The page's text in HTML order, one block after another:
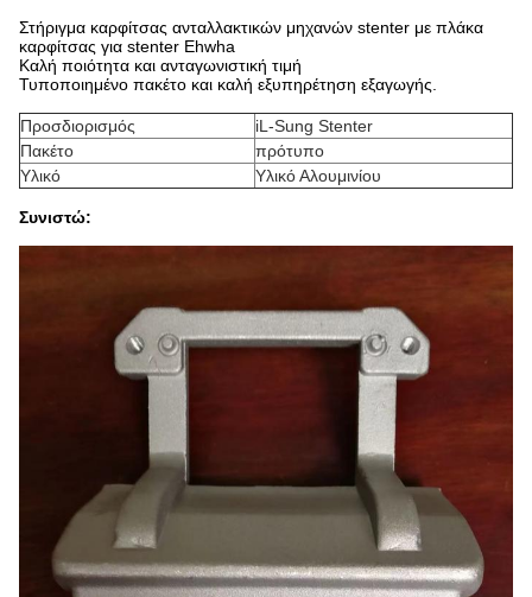
Στήριγμα καρφίτσας ανταλλακτικών μηχανών stenter με πλάκα
καρφίτσας για stenter Ehwha
Καλή ποιότητα και ανταγωνιστική τιμή
Τυποποιημένο πακέτο και καλή εξυπηρέτηση εξαγωγής.
Προσδιορισμός
iL-Sung Stenter
Πακέτο
πρότυπο
Υλικό
Υλικό Αλουμινίου
Συνιστώ: